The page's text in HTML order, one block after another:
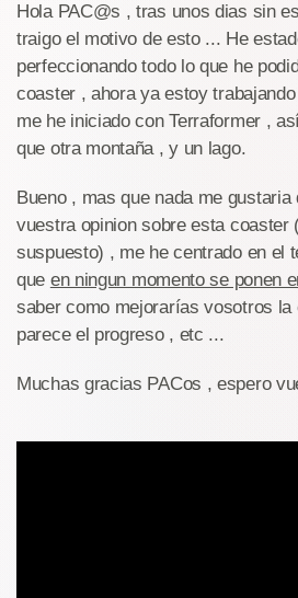
Hola PAC@s , tras unos dias sin
traigo el motivo de esto ... He
perfeccionando todo lo que he
coaster , ahora ya estoy
me he iniciado con Terraformer ,
que otra montaña , y un lago.
Bueno , mas que nada me gustaria
vuestra opinion sobre esta coaster
suspuesto) , me he centrado en el
que en ningun momento se ponen
saber como mejorarías vosotros la
parece el progreso , etc ...
Muchas gracias PACos , espero